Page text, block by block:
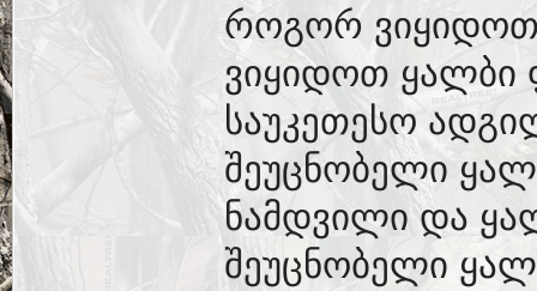
როგორ
ვიყიდოთ
საუკეთესო
შეუცნობელი
ნამდვილი და
შეუცნობელი